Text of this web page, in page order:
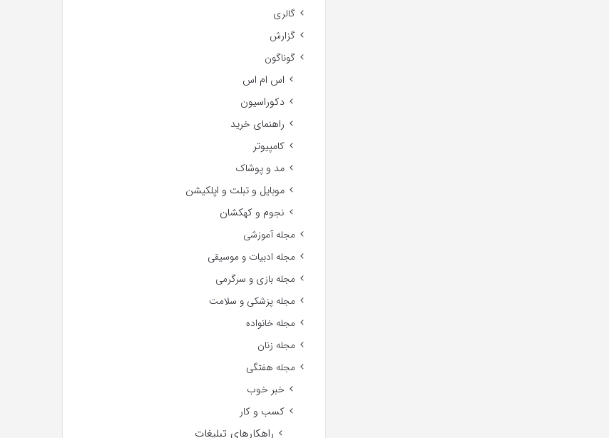
گالری
گزارش
گوناگون
اس ام اس
دکوراسیون
راهنمای خرید
کامپیوتر
مد و پوشاک
موبایل و تبلت و اپلکیشن
نجوم و کهکشان
مجله آموزشی
مجله ادبیات و موسیقی
مجله بازی و سرگرمی
مجله پزشکی و سلامت
مجله خانواده
مجله زنان
مجله هفتگی
خبر خوب
کسب و کار
راهکارهای تبلیغات